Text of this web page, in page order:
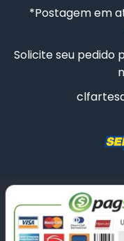
*Postagem em
Solicite seu pedido